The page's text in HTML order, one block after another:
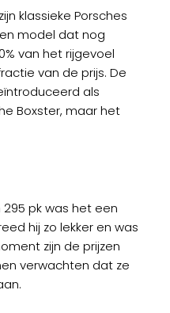
klassieke Porsches
model dat nog
van het rijgevoel
van de prijs. De
als
Boxster, maar het
pk was het een
hij zo lekker en was
zijn de prijzen
verwachten dat ze